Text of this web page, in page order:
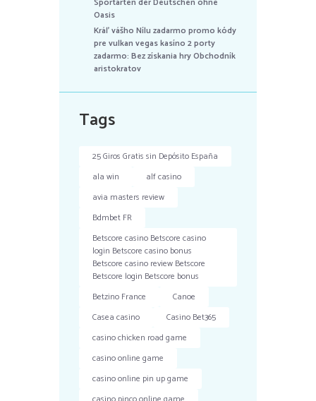
Oasis
Kráľ vášho Nílu zadarmo promo kódy
pre vulkan vegas kasíno 2 porty
zadarmo: Bez získania hry Obchodník
aristokratov
Tags
25 Giros Gratis sin Depósito España
ala win
alf casino
avia masters review
Bdmbet FR
Betscore casino Betscore casino
login Betscore casino bonus
Betscore casino review Betscore
Betscore login Betscore bonus
Betzino France
Canoe
Casea casino
Casino Bet365
casino chicken road game
casino online game
casino online pin up game